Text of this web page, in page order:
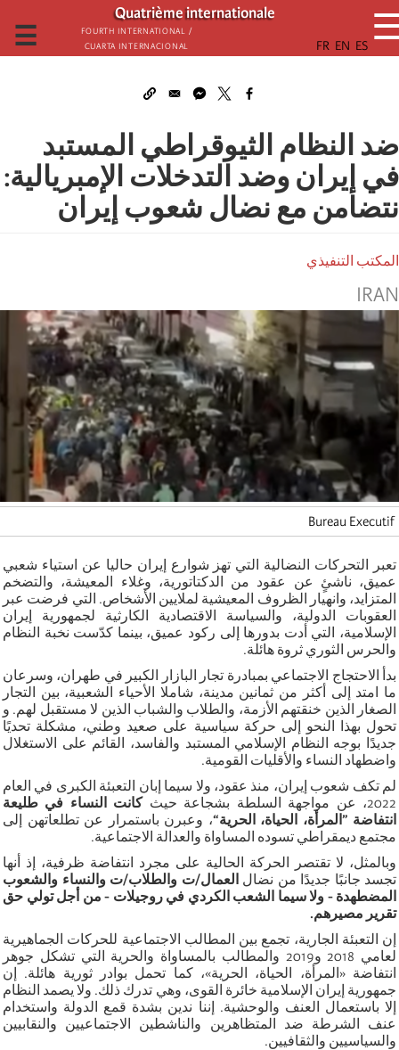
تجاوز
إلى
المحتوى
Quatrième internationale
Fourth International /
Cuarta Internacional
☰
ضد النظام الثيوقراطي المستبد
في إيران وضد التدخلات الإمبريالية:
نتضامن مع نضال شعوب إيران
المكتب التنفيذي
IRAN
Bureau Executif
تعبر التحركات النضالية التي تهز شوارع إيران حاليا عن استياء شعبي
عميق، ناشئٍ عن عقود من الدكتاتورية، وغلاء المعيشة، والتضخم
المتزايد، وانهيار الظروف المعيشية لملايين الأشخاص. التي فرضت عبر
العقوبات الدولية، والسياسة الاقتصادية الكارثية لجمهورية إيران
الإسلامية، التي أدت بدورها إلى ركود عميق، بينما كدّست نخبة النظام
والحرس الثوري ثروة هائلة.
بدأ الاحتجاج الاجتماعي بمبادرة تجار البازار الكبير في طهران، وسرعان
ما امتد إلى أكثر من ثمانين مدينة، شاملا
الأحياء الشعبية، بين التجار
الصغار الذين خنقتهم الأزمة، والطلاب والشباب الذين لا مستقبل لهم. و
تحول بهذا النحو إلى حركة سياسية على صعيد وطني، مشكلة تحديًا
جديدًا بوجه النظام الإسلامي المستبد والفاسد، القائم على الاستغلال
واضطهاد النساء والأقليات القومية.
لم تكف شعوب إيران، منذ عقود، ولا سيما إبان التعبئة الكبرى في العام
2022، عن مواجهة السلطة بشجاعة حيث
كانت النساء في طليعة
انتفاضة ”المرأة، الحياة، الحرية“، وعبرن باستمرار عن تطلعاتهن إلى
مجتمع ديمقراطي تسوده المساواة والعدالة الاجتماعية.
وبالمثل، لا تقتصر الحركة الحالية على مجرد انتفاضة ظرفية، إذ أنها
تجسد جانبًا جديدًا من نضال العمال/ت والطلاب/ت والنساء والشعوب
المضطهدة - ولا سيما الشعب الكردي في روجيلات - من أجل تولي حق
تقرير مصيرهم.
إن التعبئة الجارية، تجمع بين المطالب الاجتماعية للحركات الجماهيرية
لعامي 2018 و2019 والمطالب بالمساواة والحرية التي تشكل جوهر
انتفاضة «المرأة، الحياة، الحرية»، كما تحمل بوادر ثورية هائلة. إن
جمهورية إيران الإسلامية خائرة القوى، وهي تدرك ذلك. ولا يصمد النظام
إلا باستعمال العنف والوحشية. إننا ندين بشدة قمع الدولة واستخدام
عنف الشرطة ضد المتظاهرين والناشطين الاجتماعيين والنقابيين
والسياسيين والثقافيين.